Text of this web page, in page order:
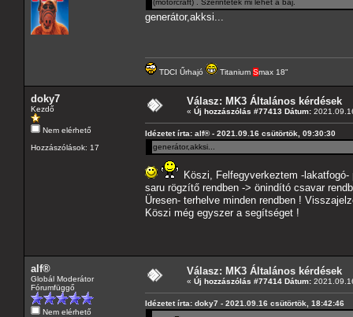
(motorcraft) . Szerintetek mi lehet a baj.
generátor,akksi...
TDCI Űrhajó Titanium Smax 18"
doky7
Kezdő
Nem elérhető
Hozzászólások: 17
Válasz: MK3 Általános kérdések
« Új hozzászólás #77413 Dátum:
Idézetet írta: alf® - 2021.09.16 csütörtök, 09:30:30
generátor,akksi...
Köszi, Felfegyverkeztem -
saru rögzítő rendben -> önindító csavar
Üresen- terhelve minden rendben !
Köszi még egyszer a segítséget !
alf®
Globál Moderátor
Fórumfüggő
Nem elérhető
Válasz: MK3 Általános kérdések
« Új hozzászólás #77414 Dátum:
Idézetet írta: doky7 - 2021.09.16 csütörtök, 18:42:46